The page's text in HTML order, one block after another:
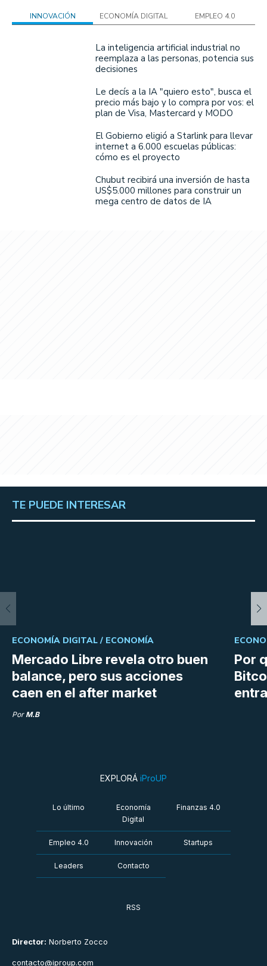
INNOVACIÓN ECONOMÍA DIGITAL EMPLEO 4.0
La inteligencia artificial industrial no
reemplaza a las personas, potencia sus
decisiones
Le decís a la IA "quiero esto", busca el
precio más bajo y lo compra por vos: el
plan de Visa, Mastercard y MODO
El Gobierno eligió a Starlink para llevar
internet a 6.000 escuelas públicas:
cómo es el proyecto
Chubut recibirá una inversión de hasta
US$5.000 millones para construir un
mega centro de datos de IA
TE PUEDE INTERESAR
Mercado Libre revela otro buen
balance, pero sus acciones
caen en el after market
ECONOMÍA DIGITAL / ECONOMÍA
Por M.B
Por
Director: Norberto Zocco
contacto@iproup.com
EXPLORÁ iProUP
Lo último
Economía
Digital
Finanzas 4.0
Empleo 4.0 Innovación Startups
Leaders Contacto
RSS